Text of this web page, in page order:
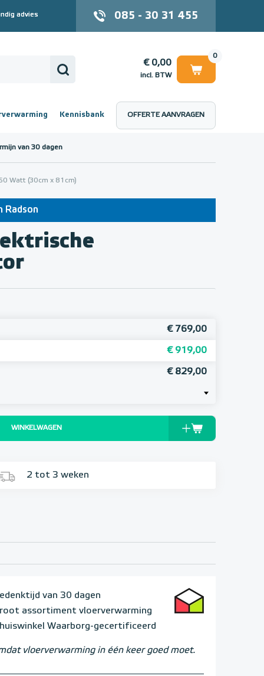
advies 085 - 30 31 455
0
€ 0,00
incl. BTW
€ 0,00
Kennisbank OFFERTE AANVRAGEN
van 30 dagen
Watt (30cm x 81cm)
Radson
€ 769,00
€ 919,00
€ 829,00
WINKELWAGEN
2 tot 3 weken
van 30 dagen
assortiment vloerverwarming
Waarborg-gecertificeerd
vloerverwarming in één keer goed moet.